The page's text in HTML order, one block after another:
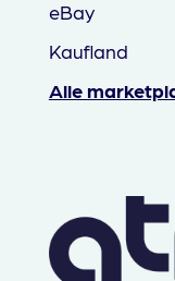
eBay
Kaufland
Alle